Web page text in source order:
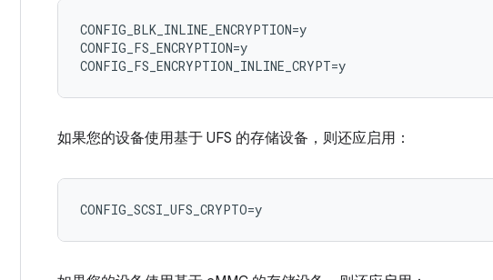
CONFIG_BLK_INLINE_ENCRYPTION=y
CONFIG_FS_ENCRYPTION=y
如果您的设备使用基于 UFS 的存储设备，则还应启用：